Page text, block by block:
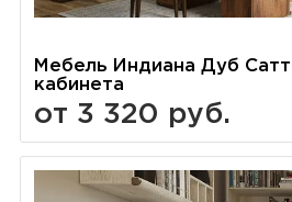
Мебель Индиана Дуб
кабинета
от 3 320 руб.